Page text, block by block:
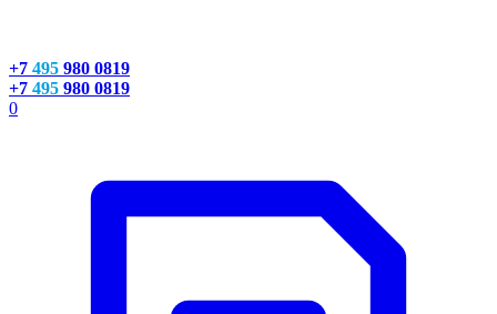
+7 495 980 0819
+7 495 980 0819
0